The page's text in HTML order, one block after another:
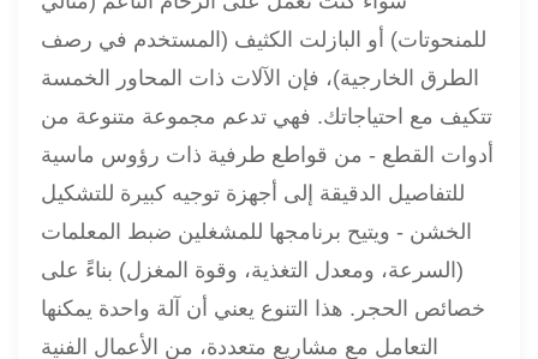
للمنحوتات) أو البازلت الكثيف (المستخدم في رصف
الطرق الخارجية)، فإن الآلات ذات المحاور الخمسة
تتكيف مع احتياجاتك. فهي تدعم مجموعة متنوعة من
أدوات القطع - من قواطع طرفية ذات رؤوس ماسية
للتفاصيل الدقيقة إلى أجهزة توجيه كبيرة للتشكيل
الخشن - ويتيح برنامجها للمشغلين ضبط المعلمات
(السرعة، ومعدل التغذية، وقوة المغزل) بناءً على
خصائص الحجر. هذا التنوع يعني أن آلة واحدة يمكنها
التعامل مع مشاريع متعددة، من الأعمال الفنية